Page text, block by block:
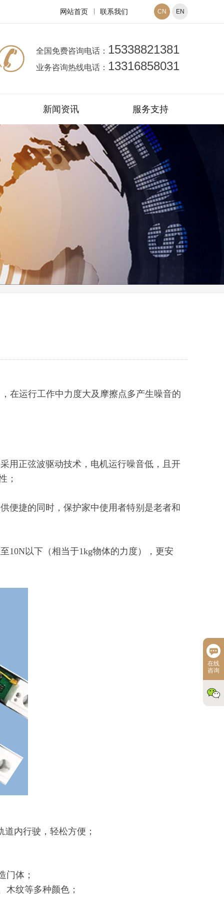
CN EN
网站首页 联系我们
全国免费咨询电话： 15338821381
业务咨询热线电话： 13316858031
新闻资讯 服务支持
在运行工作中力度大及摩擦点多产生噪音的
用正弦波驱动技术，电机运行噪音低，且开
；
便捷的同时，保护家中使用者特别是老者和
10N以下（相当于1kg物体的力度），更安
内行驶，轻松方便；
门体；
纹等多种颜色；
在线
咨询